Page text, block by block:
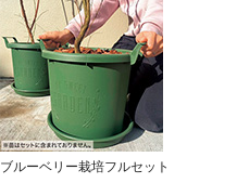
ブルーベリー栽培フルセット